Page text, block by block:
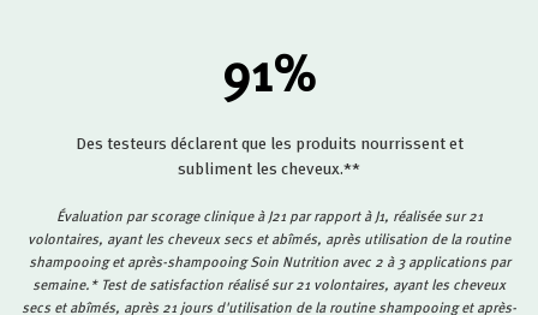
91%
Des testeurs déclarent que les produits nourrissent et
subliment les cheveux.**
Évaluation par scorage clinique à J21 par rapport à J1, réalisée sur 21
volontaires, ayant les cheveux secs et abîmés, après utilisation de la routine
shampooing et après-shampooing Soin Nutrition avec 2 à 3 applications par
semaine.* Test de satisfaction réalisé sur 21 volontaires, ayant les cheveux
secs et abîmés, après 21 jours d'utilisation de la routine shampooing et après-